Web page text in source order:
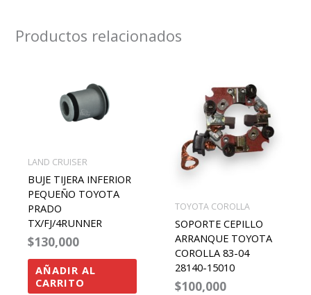
Productos relacionados
LAND CRUISER
BUJE TIJERA INFERIOR
PEQUEÑO TOYOTA
PRADO
TX/FJ/4RUNNER
$130,000
AÑADIR AL
CARRITO
TOYOTA COROLLA
SOPORTE CEPILLO
ARRANQUE TOYOTA
COROLLA 83-04
28140-15010
$100,000